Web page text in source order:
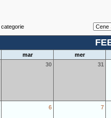
categorie
mar
mer
30 31
6 7